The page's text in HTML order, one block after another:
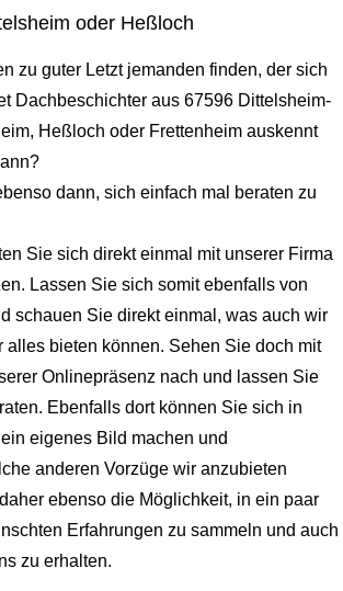
oder Heßloch
zu guter Letzt jemanden finden, der sich
Dachbeschichter aus 67596 Dittelsheim-
Heßloch oder Frettenheim auskennt
dann, sich einfach mal beraten zu
Sie sich direkt einmal mit unserer Firma
Lassen Sie sich somit ebenfalls von
schauen Sie direkt einmal, was auch wir
alles bieten können. Sehen Sie doch mit
Onlinepräsenz nach und lassen Sie
Ebenfalls dort können Sie sich in
eigenes Bild machen und
anderen Vorzüge wir anzubieten
ebenso die Möglichkeit, in ein paar
Erfahrungen zu sammeln und auch
zu erhalten.